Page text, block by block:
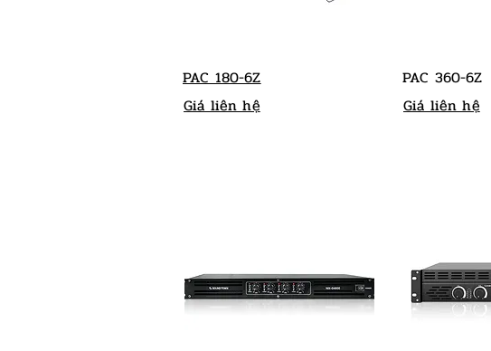
PAC 180-6Z
Giá liên hệ
PAC 360-6Z
Giá liên hệ